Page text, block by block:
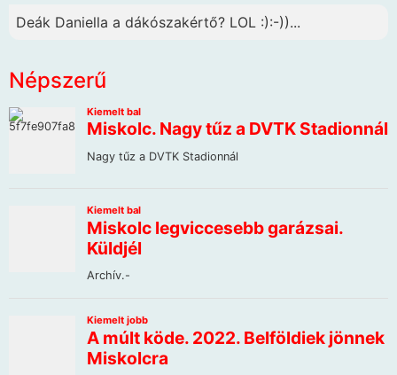
Deák Daniella a dákószakértő? LOL :):-))...
Népszerű